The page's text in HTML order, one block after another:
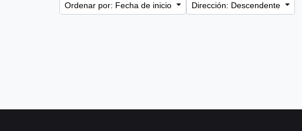
Ordenar por: Fecha de inicio Dirección: Descendente